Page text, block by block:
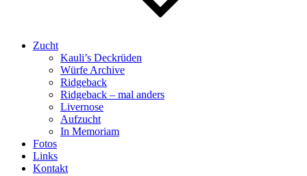
Zucht
Kauli’s Deckrüden
Würfe Archive
Ridgeback
Ridgeback – mal anders
Livernose
Aufzucht
In Memoriam
Fotos
Links
Kontakt